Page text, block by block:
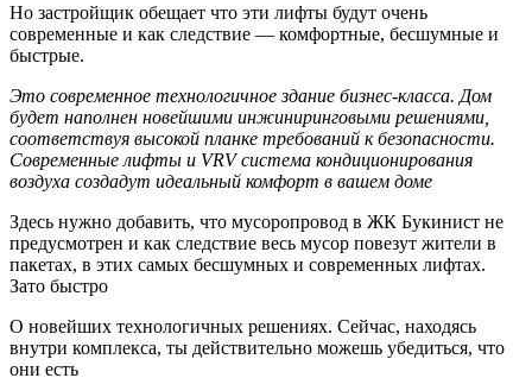
Но застройщик обещает что эти лифты будут очень
современные и как следствие — комфортные, бесшумные и
быстрые.
Это современное технологичное здание бизнес-класса. Дом
будет наполнен новейшими инжиниринговыми решениями,
соответствуя высокой планке требований к безопасности.
Современные лифты и VRV система кондиционирования
воздуха создадут идеальный комфорт в вашем доме
Здесь нужно добавить, что мусоропровод в ЖК Букинист не
предусмотрен и как следствие весь мусор повезут жители в
пакетах, в этих самых бесшумных и современных лифтах.
Зато быстро
О новейших технологичных решениях. Сейчас, находясь
внутри комплекса, ты действительно можешь убедиться, что
они есть